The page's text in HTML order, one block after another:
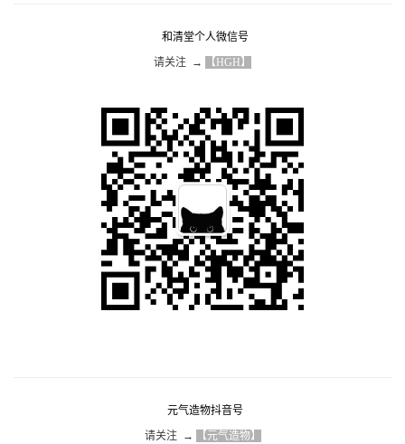
和清堂个人微信号
请关注  → 【HGH】
元气造物抖音号
请关注  → 【元气造物】